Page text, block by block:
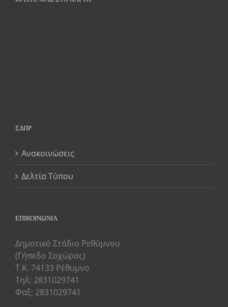
ΣΔΠΡ
Ανακοινώσεις
Δελτία Τύπου
ΕΠΙΚΟΙΝΩΝΙΑ
Δημοτικό Στάδιο Ρεθύμνου
(Γήπεδο Σοχώρας)
Τ.Κ. 74133 Ρέθυμνο
Τηλ: 2831029741
Φαξ: 2831029741